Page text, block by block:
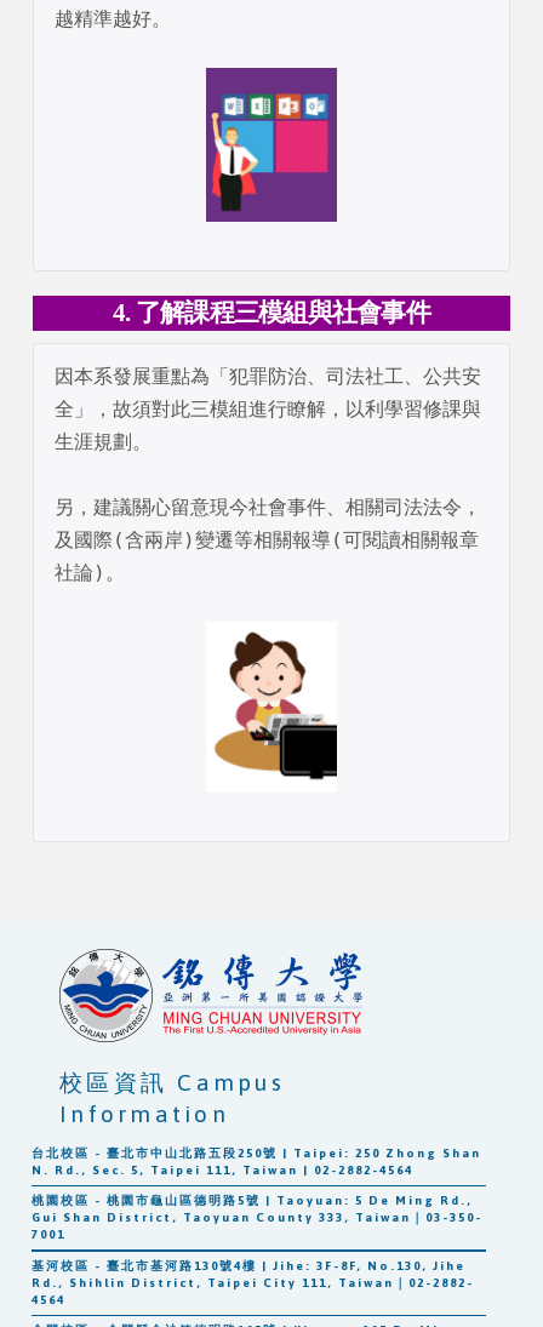
4. 了解課程三模組與社會事件
因本系發展重點為「犯罪防治、司法社工、公共安
全」，故須對此三模組進行瞭解，以利學習修課與
生涯規劃。
另，建議關心留意現今社會事件、相關司法法令，
及國際(含兩岸)變遷等相關報導(可閱讀相關報章
台北校區 - 臺北市中山北路五段250號 | Taipei: 250 Zhong Shan
N. Rd., Sec. 5, Taipei 111, Taiwan | 02-2882-4564
桃園校區 - 桃園市龜山區德明路5號 | Taoyuan: 5 De Ming Rd.,
Gui Shan District, Taoyuan County 333, Taiwan｜03-350-
7001
基河校區 - 臺北市基河路130號4樓 | Jihe: 3F-8F, No.130, Jihe
Rd., Shihlin District, Taipei City 111, Taiwan｜02-2882-
4564
校區資訊 Campus
Information